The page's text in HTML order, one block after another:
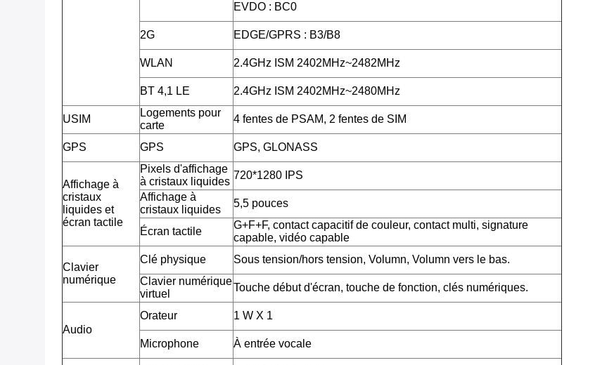
EVDO : BC0
2G EDGE/GPRS : B3/B8
WLAN 2.4GHz ISM 2402MHz~2482MHz
BT 4,1 LE 2.4GHz ISM 2402MHz~2480MHz
USIM
Logements pour
carte
4 fentes de PSAM, 2 fentes de SIM
GPS GPS GPS, GLONASS
Affichage à
cristaux
liquides et
écran tactile
Pixels d'affichage
à cristaux liquides
720*1280 IPS
Affichage à
cristaux liquides
5,5 pouces
Écran tactile
G+F+F, contact capacitif de couleur, contact multi, signature
capable, vidéo capable
Clavier
numérique
Clé physique
Sous tension/hors tension, Volumn, Volumn vers le bas.
Clavier numérique
virtuel
Touche début d'écran, touche de fonction, clés numériques.
Audio
Orateur 1 W X 1
Microphone À entrée vocale